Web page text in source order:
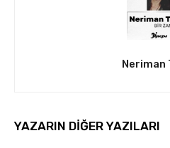
Neriman
YAZARIN DIĞER YAZILARI